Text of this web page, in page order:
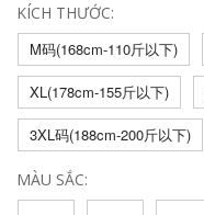
KÍCH THƯỚC:
M码(168cm-110斤以下)
XL(178cm-155斤以下)
3XL码(188cm-200斤以下)
MÀU SẮC: